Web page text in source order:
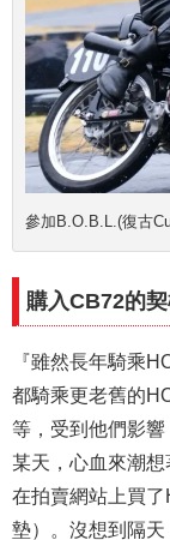
參加B.O.B.L.(復古
購入CB72的契
『雖然長年騎乘
都騎乘更老舊的
等，受到他們影響
某天，心血來潮
在拍賣網站上買
墊）。沒想到隔